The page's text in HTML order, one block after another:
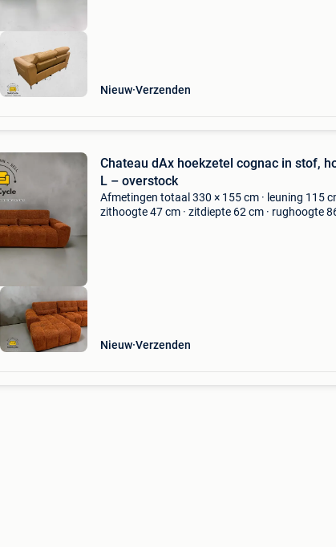
Nieuw Verzenden
Chateau dAx hoekzetel cognac in stof,
L – overstock
Afmetingen totaal 330 × 155 cm · leuning 115
zithoogte 47 cm · zitdiepte 62 cm · rughoogte
Nieuw Verzenden